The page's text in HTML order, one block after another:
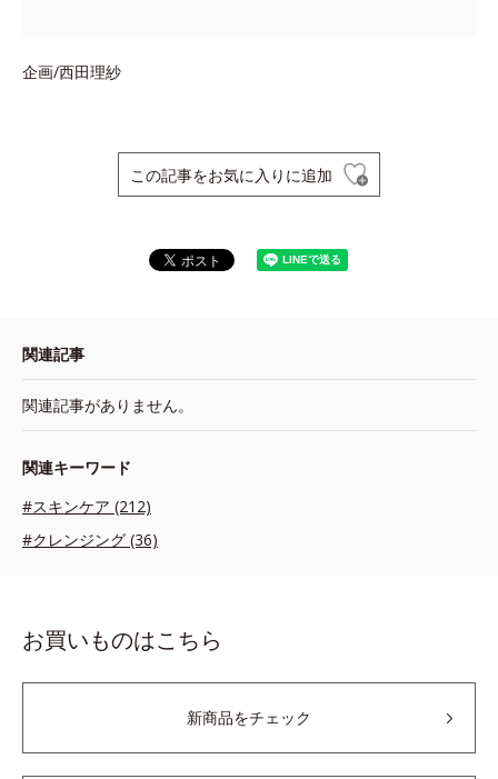
企画/西田理紗
この記事をお気に入りに追加
関連記事
関連記事がありません。
関連キーワード
#スキンケア (212)
#クレンジング (36)
お買いものはこちら
新商品をチェック